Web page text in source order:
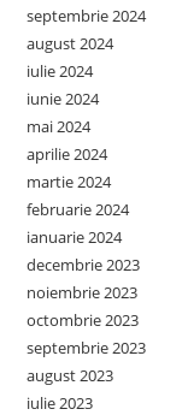
septembrie 2024
august 2024
iulie 2024
iunie 2024
mai 2024
aprilie 2024
martie 2024
februarie 2024
ianuarie 2024
decembrie 2023
noiembrie 2023
octombrie 2023
septembrie 2023
august 2023
iulie 2023